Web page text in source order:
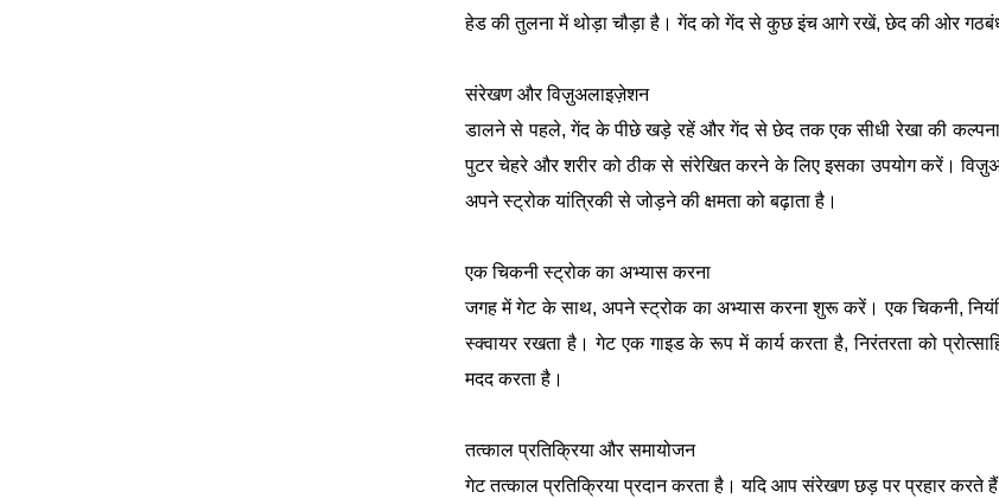
हेड की तुलना में थोड़ा चौड़ा है। गेंद को गेंद से कुछ इंच आगे रखें, छेद की ओर
संरेखण और विज़ुअलाइज़ेशन
डालने से पहले, गेंद के पीछे खड़े रहें और गेंद से छेद तक एक सीधी रेखा की
पुटर चेहरे और शरीर को ठीक से संरेखित करने के लिए इसका उपयोग करें।
अपने स्ट्रोक यांत्रिकी से जोड़ने की क्षमता को बढ़ाता है।
एक चिकनी स्ट्रोक का अभ्यास करना
जगह में गेट के साथ, अपने स्ट्रोक का अभ्यास करना शुरू करें। एक चिकनी,
स्क्वायर रखता है। गेट एक गाइड के रूप में कार्य करता है, निरंतरता को
मदद करता है।
तत्काल प्रतिक्रिया और समायोजन
गेट तत्काल प्रतिक्रिया प्रदान करता है। यदि आप संरेखण छड़ पर प्रहार